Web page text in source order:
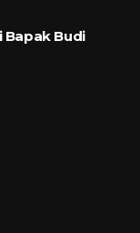
Bapak Budi